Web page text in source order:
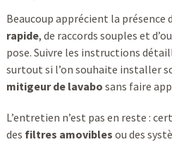
Beaucoup apprécient la présence
rapide, de raccords souples et
pose. Suivre les instructions
surtout si l’on souhaite installer
mitigeur de lavabo sans faire
L’entretien n’est pas en reste :
des filtres amovibles ou des